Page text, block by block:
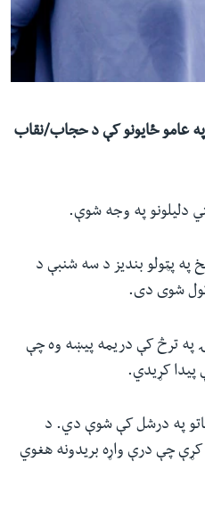
عامو ځایونو کې د حجاب/نقاب
دلیلونو په وجه شوې.
په پټولو بندیز د سه شنبې د
شوی دی.
په ترڅ کې دریمه پیښه وه چې
پیدا کړیدي.
په درشل کې شوې دي. د
چې درې واړه بریدونه هغوي